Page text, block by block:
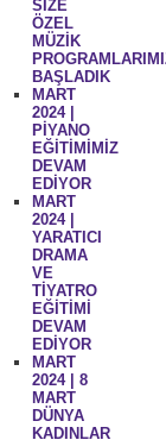
SİZE
ÖZEL
MÜZİK
BAŞLADIK
MART
2024 |
PİYANO
EĞİTİMİMİZ
DEVAM
EDİYOR
MART
2024 |
YARATICI
DRAMA
VE
TİYATRO
EĞİTİMİ
DEVAM
EDİYOR
MART
2024 | 8
MART
DÜNYA
KADINLAR